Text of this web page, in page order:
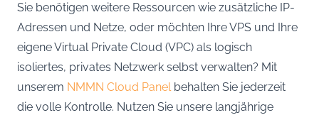
Sie benötigen weitere Ressourcen wie zusätzliche IP-
Adressen und Netze, oder möchten Ihre VPS und Ihre
eigene Virtual Private Cloud (VPC) als logisch
isoliertes, privates Netzwerk selbst verwalten? Mit
unserem NMMN Cloud Panelbehalten Sie jederzeit
die volle Kontrolle. Nutzen Sie unsere langjährige